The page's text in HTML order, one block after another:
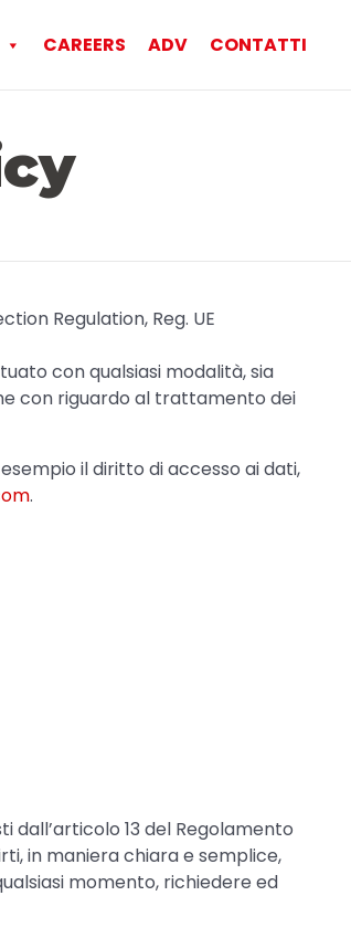
CAREERS ADV CONTATTI
Regulation, Reg. UE
con qualsiasi modalità, sia
con riguardo al trattamento dei
il diritto di accesso ai dati,
.
13 del Regolamento
in maniera chiara e semplice,
momento, richiedere ed